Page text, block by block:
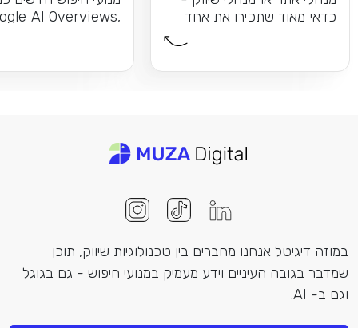
כדאי מאוד שתכירו את אחד
AI Overviews,
במוזה דיגיטל אנחנו מחברים בין טכנולוגיות שיווק, תוכן
שמדבר בגובה העיניים וידע מעמיק במנועי חיפוש - גם בגוגל
וגם ב- AI.